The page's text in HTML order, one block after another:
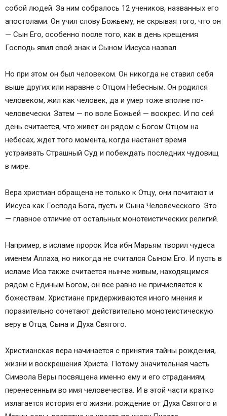
собой людей. За ним собралось 12 учеников, названных его
апостолами. Он учил слову Божьему, не скрывая того, что он
— Сын Его, особенно после того, как в день крещения
Господь явил свой знак и Сыном Иисуса назвал.
Но при этом он был человеком. Он никогда не ставил себя
выше других или наравне с Отцом Небесным. Он родился
человеком, жил как человек, да и умер тоже вполне по-
человечески. Затем — по воле Божьей — воскрес. И по сей
день считается, что живет он рядом с Богом Отцом на
небесах, ждет того момента, когда настанет время
устраивать Страшный Суд и побеждать последних чудовищ
в мире.
Вера христиан обращена не только к Отцу, они почитают и
Иисуса как Господа Бога, пусть и Сына Человеческого. Это
— главное отличие от остальных монотеистических религий.
Например, в исламе пророк Иса ибн Марьям творил чудеса
именем Аллаха, но никогда не считался Сыном Его. И пусть в
исламе Иса также считается нынче живым, находящимся
рядом с Единым Богом, он все равно не причисляется к
божествам. Христиане придерживаются иного мнения и
поразительно сочетают действительно монотеистическую
веру в Отца, Сына и Духа Святого.
Христианская вера начинается с принятия тайны рождения,
жизни и воскрешения Христа. Потому значительная часть
Символа Веры посвящена именно ему и его страданиям,
перенесенным во имя человечества. И в этой части кратко
излагается история его жизни: рождение от Духа Святого и